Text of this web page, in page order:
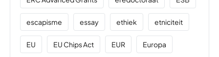
escapisme essay ethiek etniciteit
EU EU Chips Act EUR Europa